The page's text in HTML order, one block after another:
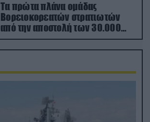
Τα πρώτα πλάνα ομάδας
Βορειοκορεατών στρατιωτών
από την αποστολή των 30.000
που έφτασαν στη Ρωσία (βίντεο)